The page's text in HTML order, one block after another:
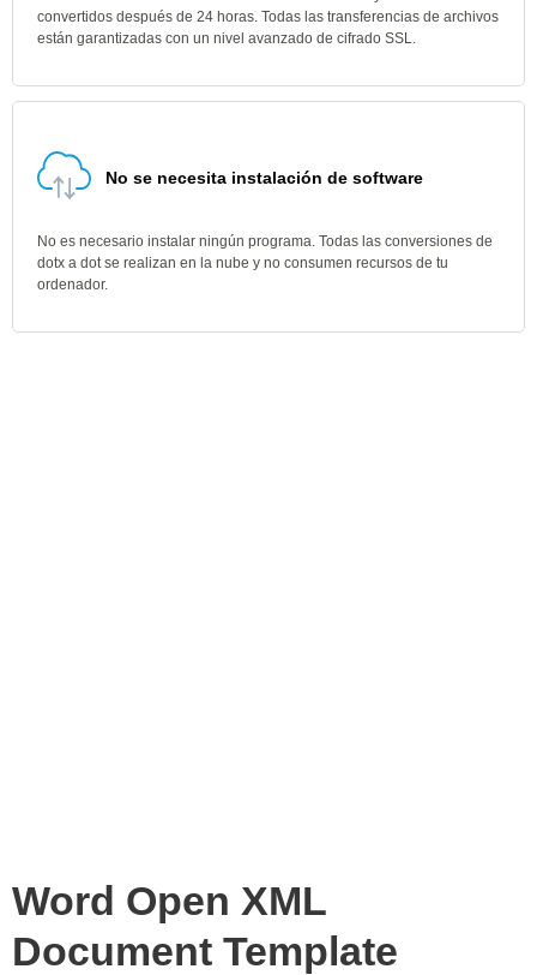
convertidos después de 24 horas. Todas las transferencias de archivos
están garantizadas con un nivel avanzado de cifrado SSL.
No se necesita instalación de software
No es necesario instalar ningún programa. Todas las conversiones de
dotx a dot se realizan en la nube y no consumen recursos de tu
ordenador.
Word Open XML
Document Template